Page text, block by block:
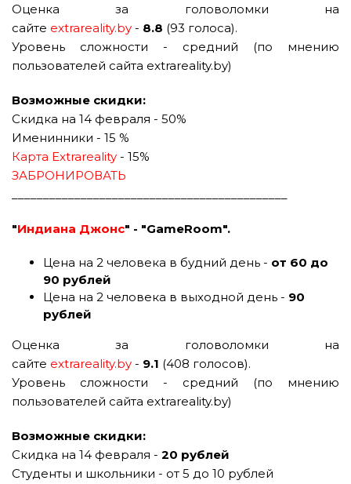
Оценка за головоломки на
сайте extrareality.by - 8.8 (93 голоса).
Уровень сложности - средний (по мнению
пользователей сайта extrareality.by)
Возможные скидки:
Скидка на 14 февраля - 50%
Именинники - 15 %
Карта Extrareality - 15%
ЗАБРОНИРОВАТЬ
"Индиана Джонс" - "GameRoom".
Цена на 2 человека в будний день - от 60 до
90 рублей
Цена на 2 человека в выходной день - 90
рублей
Оценка за головоломки на
сайте extrareality.by - 9.1 (408 голосов).
Уровень сложности - средний (по мнению
пользователей сайта extrareality.by)
Возможные скидки:
Скидка на 14 февраля - 20 рублей
Студенты и школьники - от 5 до 10 рублей